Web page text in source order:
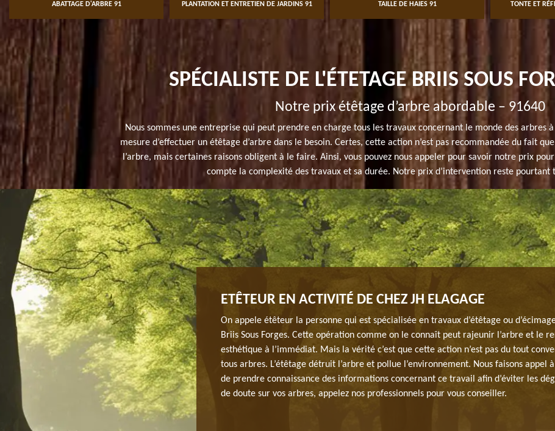
ABATTAGE D'ARBRE 91 PLANTATION ET ENTRETIEN DE JARDINS 91 TAILLE DE HAIES 91 TONTE ET
SPÉCIALISTE DE L'ÉTETAGE BRIIS SOUS
Notre prix étêtage d’arbre abordable – 91640
Nous sommes une entreprise qui peut prendre en charge tous les travaux concernant le monde des arbres à
mesure d’effectuer un étêtage d’arbre dans le besoin. Certes, cette action n’est pas recommandée du fait
l’arbre, mais certaines raisons obligent à le faire. Ainsi, vous pouvez nous appeler pour savoir notre prix
compte la complexité des travaux et sa durée. Notre prix d’intervention reste pourtant
D’ARBRE À BRIIS SOUS
l’étêtage d’arbre à Briis Sous Forges, si
est important de faire une demande de devis.
sur la totalité des dépenses que vous deviez
cette entreprise, etc.… Pour plus d’information,
qui se situe à Briis Sous Forges dans le 91640. Vous
réaliser vos travaux d’étêtage. Chez JH elagage,
après votre demande.
ETÊTEUR EN ACTIVITÉ DE CHEZ JH ELAGAGE
On appele étêteur la personne qui est spécialisée en travaux d’étêtage ou
Briis Sous Forges. Cette opération comme on le connaît peut rajeunir l’arbre et le
esthétique à l’immédiat. Mais la vérité c’est que cette action n’est pas du tout
tous arbres. L’étêtage détruit l’arbre et pollue l’environnement. Nous faisons appel
de prendre connaissance des informations concernant ce travail afin d’éviter les
de doute sur vos arbres, appelez nos professionnels pour vous conseiller.